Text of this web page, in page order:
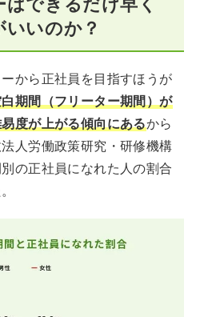
できるだけ早く
いのか？
から正社員を目指すほうが
期間（フリーター期間）が
度が上がる傾向にあるから
人労働政策研究・研修機構
の正社員になれた人の割合